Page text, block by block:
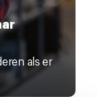
als er